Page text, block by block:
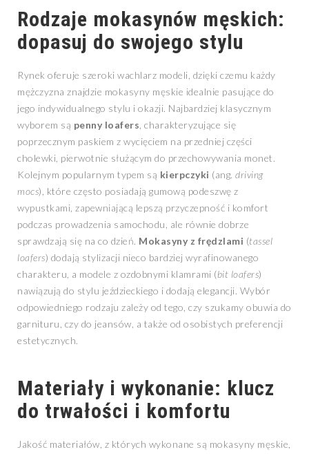
Rodzaje mokasynów męskich:
dopasuj do swojego stylu
Rynek oferuje szeroki wachlarz modeli, dzięki czemu każdy
mężczyzna znajdzie mokasyny męskie idealnie pasujące do
jego indywidualnego stylu i okazji. Najbardziej klasycznym
wyborem są penny loafers , charakteryzujące się
poprzecznym paskiem z wycięciem na przedniej części
cholewki, pierwotnie służącym do przechowywania monet.
Kolejnym popularnym typem są kierpczyki (ang. driving
mocs), które często posiadają gumową podeszwę z
wypustkami, zapewniającą lepszą przyczepność i komfort
podczas prowadzenia samochodu, ale równie dobrze
sprawdzają się na co dzień. Mokasyny z frędzlami (tassel
loafers) dodają stylizacji nieco bardziej wyrafinowanego
charakteru, a modele z ozdobnymi klamrami (bit loafers)
nawiązują do stylu jeździeckiego i dodają elegancji. Wybór
odpowiedniego rodzaju zależy od tego, czy szukamy obuwia do
garnituru, czy do jeansów, a także od osobistych preferencji
estetycznych.
Materiały i wykonanie: klucz
do trwałości i komfortu
Jakość materiałów, z których wykonane są mokasyny męskie,